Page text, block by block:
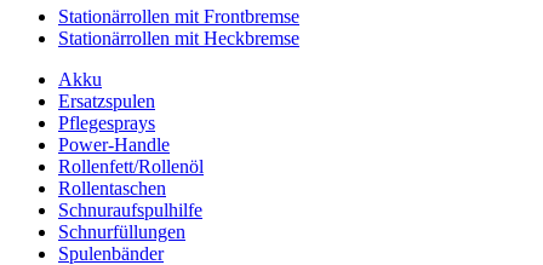
Stationärrollen mit Frontbremse
Stationärrollen mit Heckbremse
Akku
Ersatzspulen
Pflegesprays
Power-Handle
Rollenfett/Rollenöl
Rollentaschen
Schnuraufspulhilfe
Schnurfüllungen
Spulenbänder